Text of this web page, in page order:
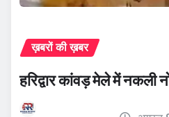
ख़बरों की ख़बर
हरिद्वार कांवड़ मेले में नकली